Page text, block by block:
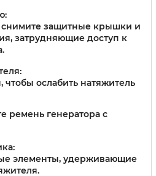
снимите защитные крышки и
затрудняющие доступ к
чтобы ослабить натяжитель
ремень генератора с
элементы, удерживающие